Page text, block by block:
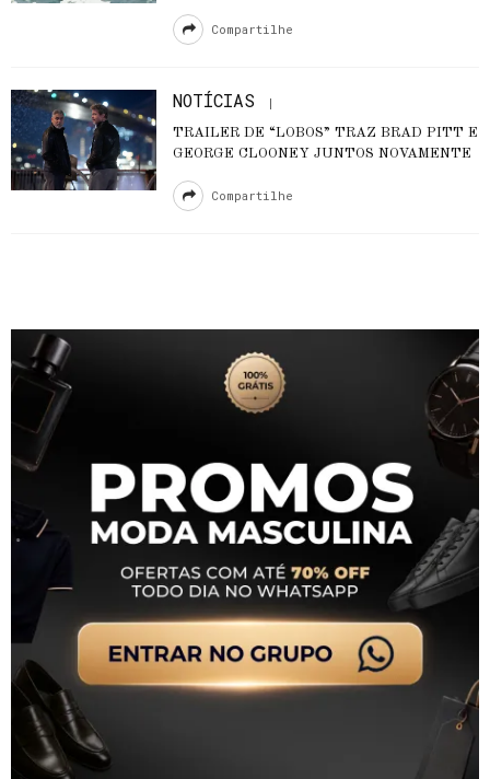
Compartilhe
NOTÍCIAS
TRAILER DE “LOBOS” TRAZ BRAD PITT E
GEORGE CLOONEY JUNTOS NOVAMENTE
Compartilhe